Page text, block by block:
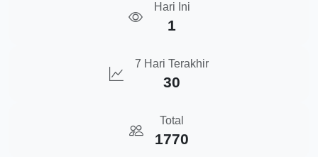
Hari Ini
1
7 Hari Terakhir
30
Total
1770